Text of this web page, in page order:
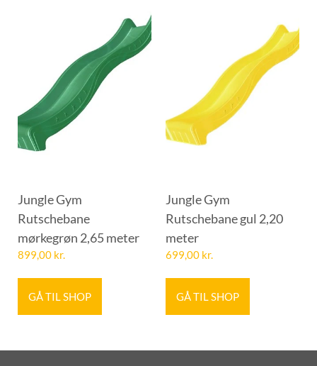
Jungle Gym
Rutschebane
mørkegrøn 2,65 meter
899,00 kr.
GÅ TIL SHOP
Jungle Gym
Rutschebane gul 2,20
meter
699,00 kr.
GÅ TIL SHOP